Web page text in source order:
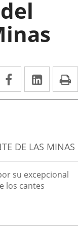
Facebook
Enlace
a
externa.
Enlace
a
DE LAS MINAS
su excepcional
los cantes